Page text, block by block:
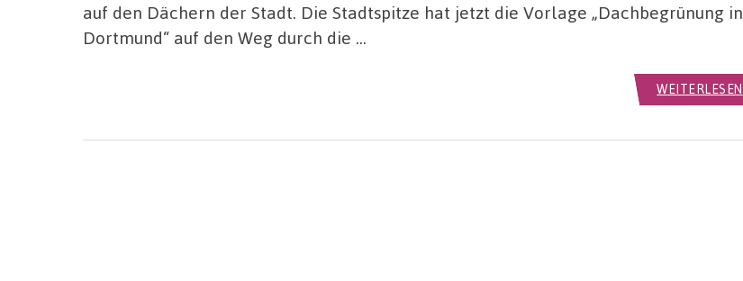
auf den Dächern der Stadt. Die Stadtspitze hat jetzt die Vorlage „Dachbegrünung in
Dortmund“ auf den Weg durch die …
WEITERLESEN